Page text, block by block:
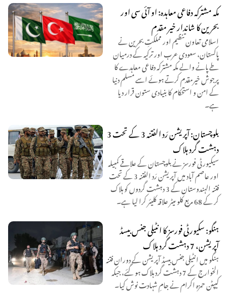
مکہ مشترکہ دفاعی معاہدہ: او آئی سی اور
بحرین کا شاندار خیر مقدم
اسلامی تعاون تنظیم اور مملکتِ بحرین نے
پاکستان، سعودی عرب اور ترکیہ کے درمیان
طے پانے والے مکہ مشترکہ دفاعی معاہدے کا
پرجوش خیرمقدم کرتے ہوئے اسے مسلم دنیا
کے امن و استحکام کا بنیادی ستون قرار دیا
ہے۔
بلوچستان: آپریشن رَد الفتنہ 3 کے تحت 3
دہشت گرد ہلاک
سیکیورٹی فورسز نے بلوچستان کے علاقے کمبیلہ
اور عاصم آباد میں آپریشن رَد الفتنہ 3 کے تحت
فتنہ الہندوستان کے 3 دہشت گردوں کو ہلاک
کر کے 68 مربع کلو میٹر علاقہ کلیئر کرا لیا ہے۔
ہنگو: سکیورٹی فورسز کا انٹیلی جنس بیسڈ
آپریشن، 7 دہشت گرد ہلاک
ہنگو میں انٹیلی جنس بیسڈ آپریشن کے دوران فتنہ
الخوارج کے 7 دہشت گرد ہلاک ہو گئے، جبکہ
کیپٹن حمزہ اکرام نے جامِ شہادت نوش کیا۔